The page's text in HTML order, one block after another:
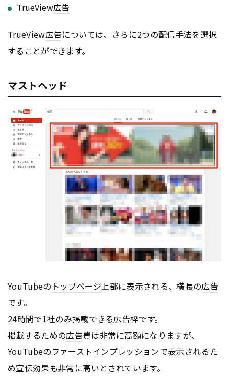
TrueView広告
TrueView広告については、さらに2つの配信手法を選択
することができます。
マストヘッド
YouTubeの トップページ上部に表示される、横長の広告
です。
24時間で1社のみ掲載できる広告枠です。
掲載するための広告費は非常に高額になりますが、
YouTubeのファーストインプレッションで表示されるた
め宣伝効果も非常に高いとされています。